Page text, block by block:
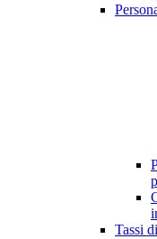
Tassi